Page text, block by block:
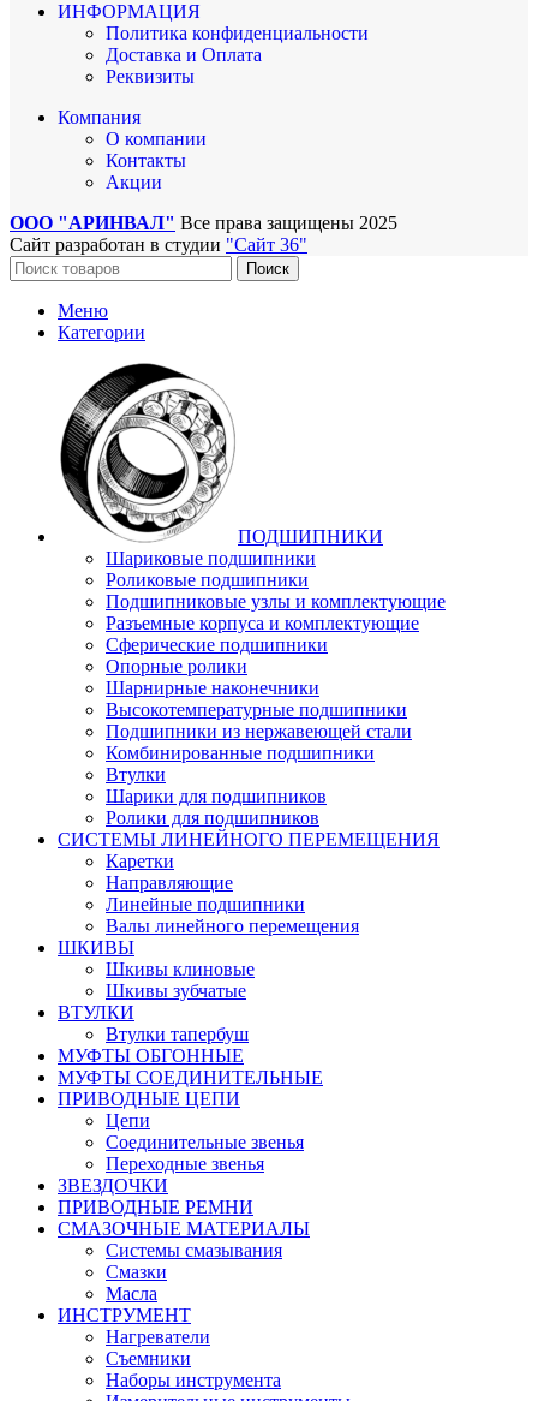
ИНФОРМАЦИЯ
Политика конфиденциальности
Доставка и Оплата
Реквизиты
Компания
О компании
Контакты
Акции
ООО "АРИНВАЛ" Все права защищены 2025
Сайт разработан в студии "Сайт 36"
Поиск
Меню
Категории
ПОДШИПНИКИ
Шариковые подшипники
Роликовые подшипники
Подшипниковые узлы и комплектующие
Разъемные корпуса и комплектующие
Сферические подшипники
Опорные ролики
Шарнирные наконечники
Высокотемпературные подшипники
Подшипники из нержавеющей стали
Комбинированные подшипники
Втулки
Шарики для подшипников
Ролики для подшипников
СИСТЕМЫ ЛИНЕЙНОГО ПЕРЕМЕЩЕНИЯ
Каретки
Направляющие
Линейные подшипники
Валы линейного перемещения
ШКИВЫ
Шкивы клиновые
Шкивы зубчатые
ВТУЛКИ
Втулки тапербуш
МУФТЫ ОБГОННЫЕ
МУФТЫ СОЕДИНИТЕЛЬНЫЕ
ПРИВОДНЫЕ ЦЕПИ
Цепи
Соединительные звенья
Переходные звенья
ЗВЕЗДОЧКИ
ПРИВОДНЫЕ РЕМНИ
СМАЗОЧНЫЕ МАТЕРИАЛЫ
Системы смазывания
Смазки
Масла
ИНСТРУМЕНТ
Нагреватели
Съемники
Наборы инструмента